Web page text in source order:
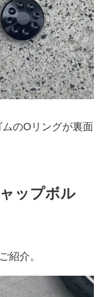
のOリングが裏面
ップボル
紹介。